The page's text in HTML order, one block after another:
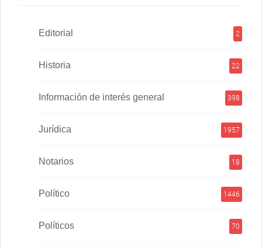
Editorial 2
Historia 22
Información de interés general 398
Jurídica 1957
Notarios 18
Político 1446
Políticos 70